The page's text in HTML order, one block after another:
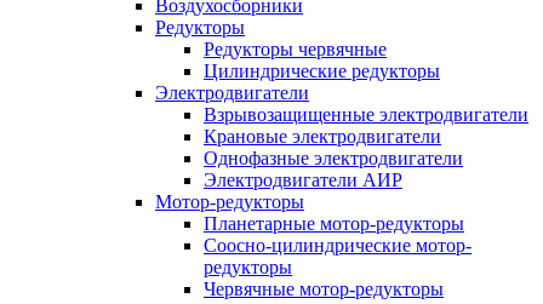
Воздухосборники
Редукторы
Редукторы червячные
Цилиндрические редукторы
Электродвигатели
Взрывозащищенные электродвигатели
Крановые электродвигатели
Однофазные электродвигатели
Электродвигатели АИР
Мотор-редукторы
Планетарные мотор-редукторы
Соосно-цилиндрические мотор-
редукторы
Червячные мотор-редукторы